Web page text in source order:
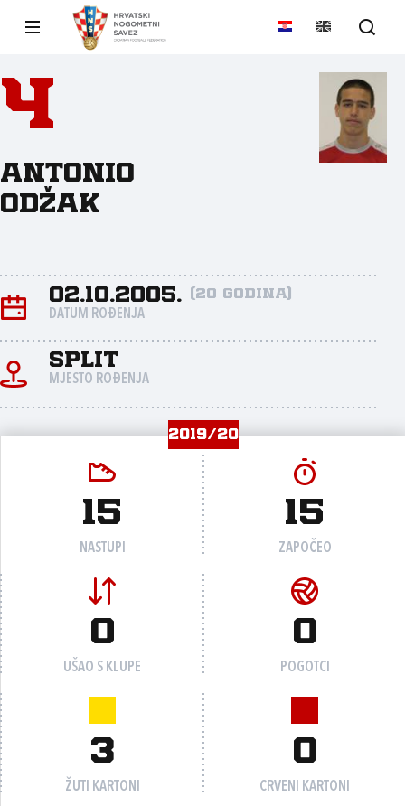
4
Antonio
Odžak
02.10.2005. (20 godina)
DATUM ROĐENJA
Split
MJESTO ROĐENJA
2019/20
15
NASTUPI
15
ZAPOČEO
0
UŠAO S KLUPE
0
POGOTCI
3
ŽUTI KARTONI
0
CRVENI KARTONI